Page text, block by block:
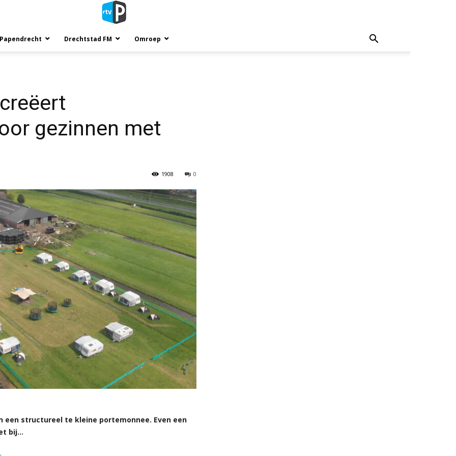
Drechtstad FM Omroep
gezinnen met
0
1908
structureel te kleine portemonnee. Even een
bij…